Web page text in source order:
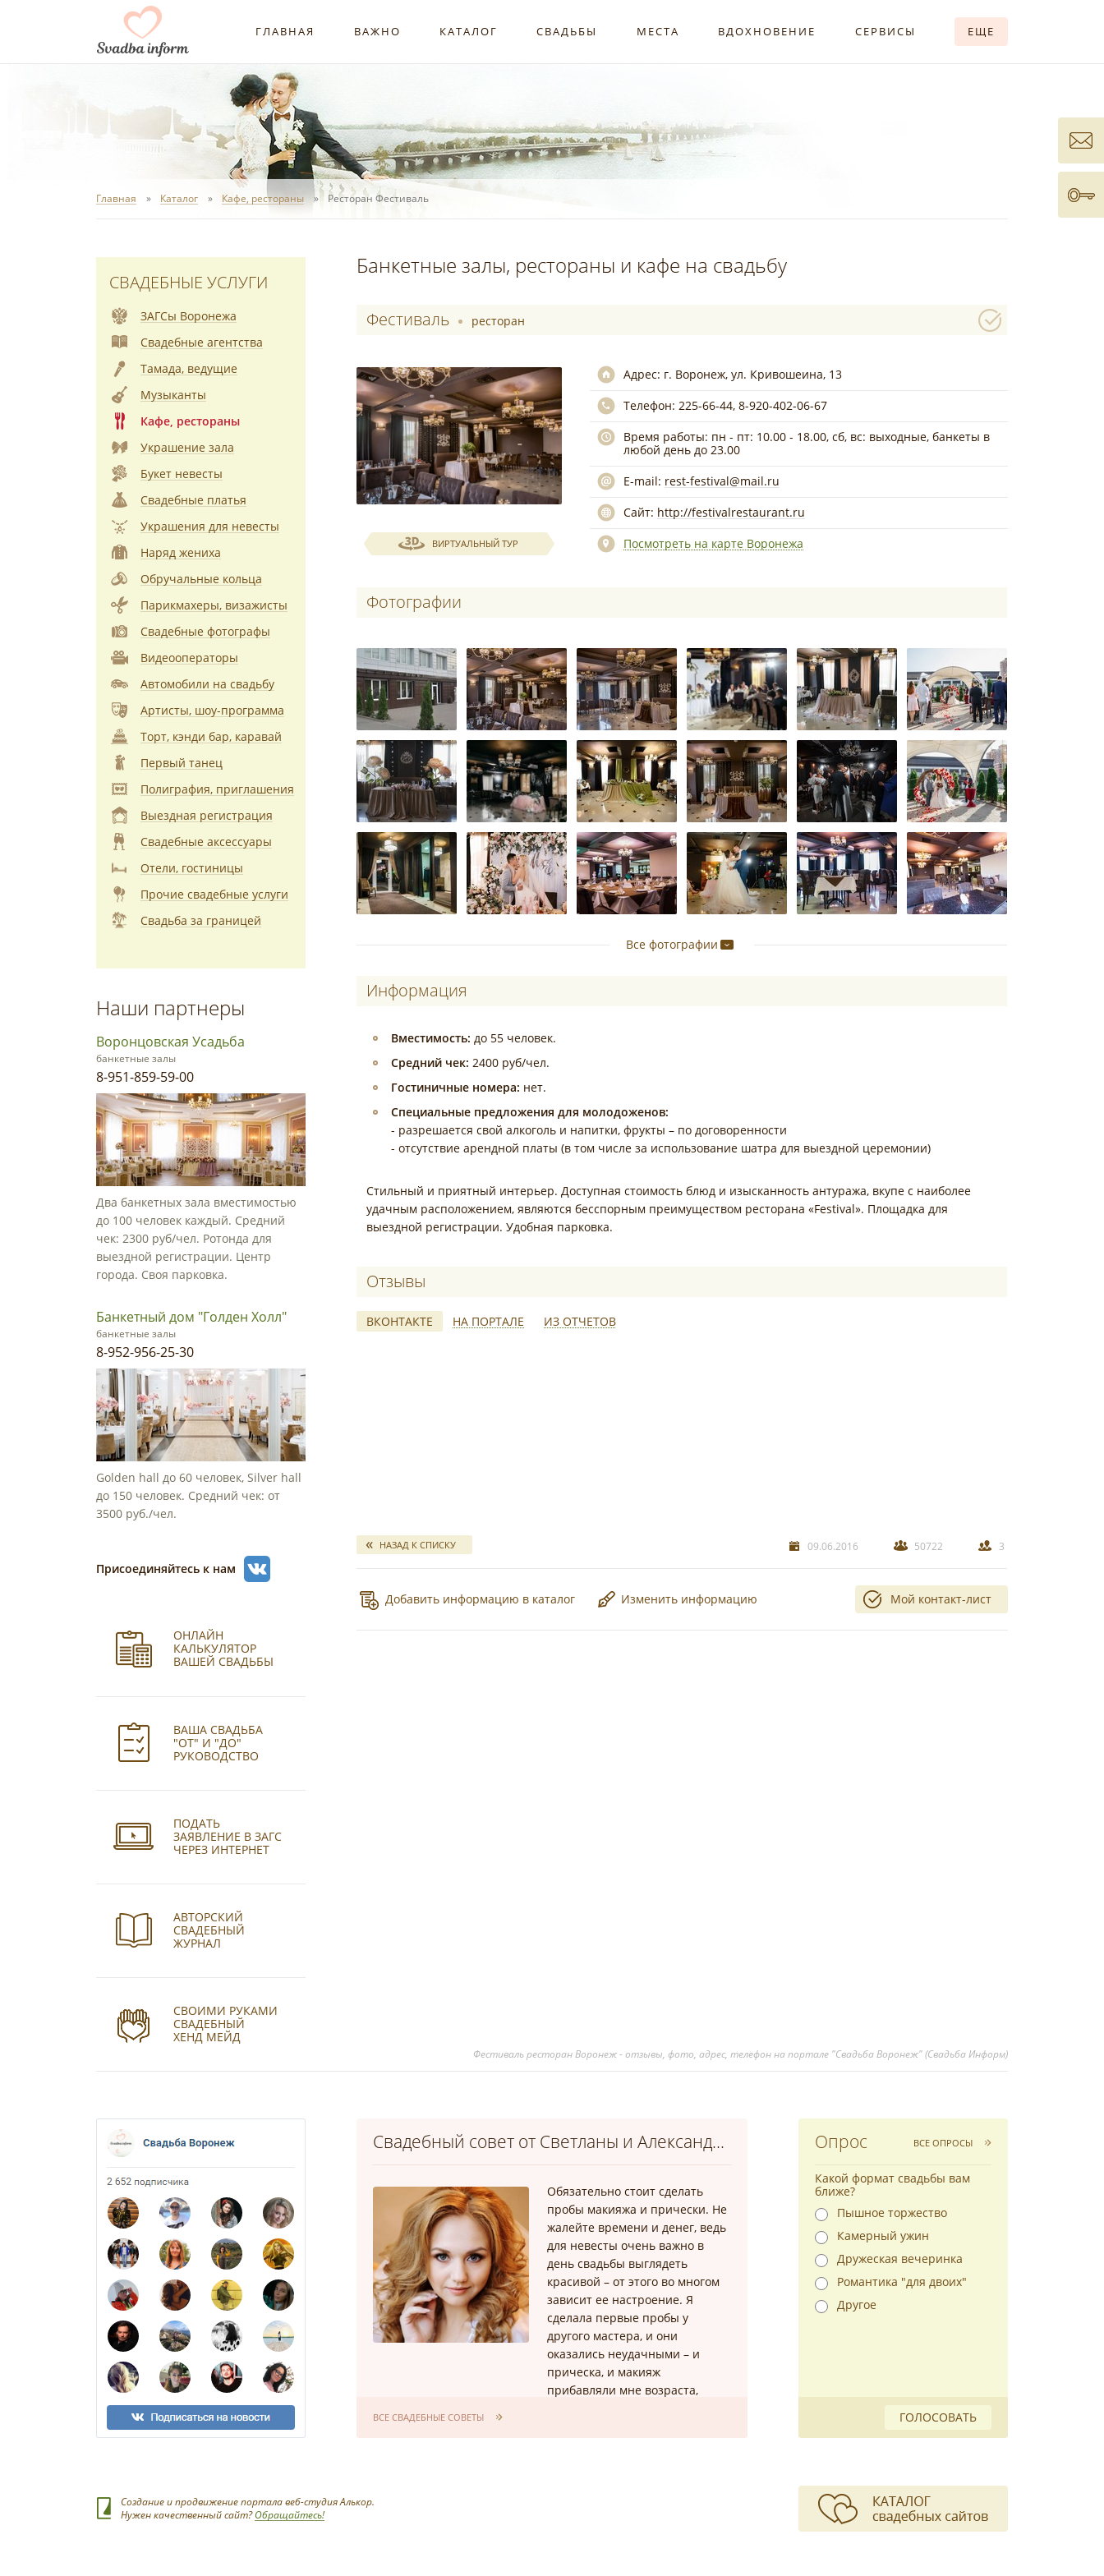
ГЛАВНАЯ ВАЖНО КАТАЛОГ СВАДЬБЫ МЕСТА ВДОХНОВЕНИЕ СЕРВИСЫ ЕЩЕ
Главная Каталог Кафе, рестораны Ресторан Фестиваль
Банкетные залы, рестораны и кафе на свадьбу
Фестиваль ресторан
ВИРТУАЛЬНЫЙ ТУР
Адрес: г. Воронеж, ул. Кривошеина, 13
Телефон: 225-66-44, 8-920-402-06-67
Время работы: пн - пт: 10.00 - 18.00, сб, вс: выходные, банкеты в
любой день до 23.00
E-mail: rest-festival@mail.ru
Сайт: http://festivalrestaurant.ru
Посмотреть на карте Воронежа
Информация
Вместимость: до 55 человек.
Средний чек: 2400 руб/чел.
Гостиничные номера: нет.
Специальные предложения для молодоженов:
- разрешается свой алкоголь и напитки, фрукты – по договоренности
- отсутствие арендной платы (в том числе за использование шатра для выездной церемонии)
Стильный и приятный интерьер. Доступная стоимость блюд и изысканность антуража, вкупе с наиболее
удачным расположением, являются бесспорным преимуществом ресторана «Festival». Площадка для
выездной регистрации. Удобная парковка.
Фотографии
Все фотографии
Отзывы о Фестиваль
ВКОНТАКТЕ НА ПОРТАЛЕ ИЗ ОТЧЕТОВ
*
НАЗАД К СПИСКУ 09.06.2016 50722 3
Добавить информацию в каталог Изменить информацию Мой контакт-лист
Фестиваль ресторан Воронеж - отзывы, фото, адрес, телефон на портале "Свадьба Воронеж" (Свадьба Информ)
СВАДЕБНЫЕ УСЛУГИ
ЗАГСы Воронежа
Свадебные агентства
Тамада, ведущие
Музыканты
Кафе, рестораны
Украшение зала
Букет невесты
Свадебные платья
Украшения для невесты
Наряд жениха
Обручальные кольца
Парикмахеры, визажисты
Свадебные фотографы
Видеооператоры
Автомобили на свадьбу
Артисты, шоу-программа
Торт, кэнди бар, каравай
Первый танец
Полиграфия, приглашения
Выездная регистрация
Свадебные аксессуары
Отели, гостиницы
Прочие свадебные услуги
Свадьба за границей
Наши партнеры
Воронцовская Усадьба
банкетные залы
8-951-859-59-00
Два банкетных зала вместимостью
до 100 человек каждый. Средний
чек: 2300 руб/чел. Ротонда для
выездной регистрации. Центр
города. Своя парковка.
Банкетный дом "Голден Холл"
банкетные залы
8-952-956-25-30
Golden hall до 60 человек, Silver hall
до 150 человек. Средний чек: от
3500 руб./чел.
Присоединяйтесь к нам
ОНЛАЙН
КАЛЬКУЛЯТОР
ВАШЕЙ СВАДЬБЫ
ВАША СВАДЬБА
"ОТ" И "ДО"
РУКОВОДСТВО
ПОДАТЬ
ЗАЯВЛЕНИЕ В ЗАГС
ЧЕРЕЗ ИНТЕРНЕТ
АВТОРСКИЙ
СВАДЕБНЫЙ
ЖУРНАЛ
СВОИМИ РУКАМИ
СВАДЕБНЫЙ
ХЕНД МЕЙД
Свадебный совет от Светланы и Александра
Обязательно стоит сделать
пробы макияжа и прически. Не
жалейте времени и денег, ведь
для невесты очень важно в
день свадьбы выглядеть
красивой – от этого во многом
зависит ее настроение. Я
сделала первые пробы у
другого мастера, и они
оказались неудачными – и
прическа, и макияж
прибавляли мне возраста,
ВСЕ СВАДЕБНЫЕ СОВЕТЫ
Опрос ВСЕ ОПРОСЫ
Какой формат свадьбы вам
ближе?
Пышное торжество
Камерный ужин
Дружеская вечеринка
Романтика "для двоих"
Другое
ГОЛОСОВАТЬ
Создание и продвижение портала веб-студия Алькор.
Нужен качественный сайт?Обращайтесь!